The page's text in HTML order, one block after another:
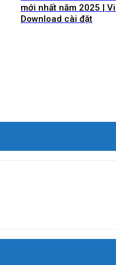
mới nhất năm 2025 |
Download cài đặt